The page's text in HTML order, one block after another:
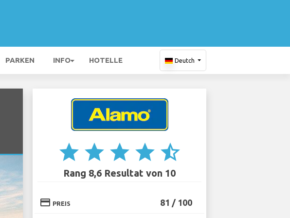
PARKEN INFO HOTELLE Deutch
star star star star star_half
Rang 8,6 Resultat von 10
credit_card PREIS 81 / 100